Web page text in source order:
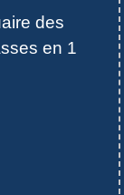
des
en 1